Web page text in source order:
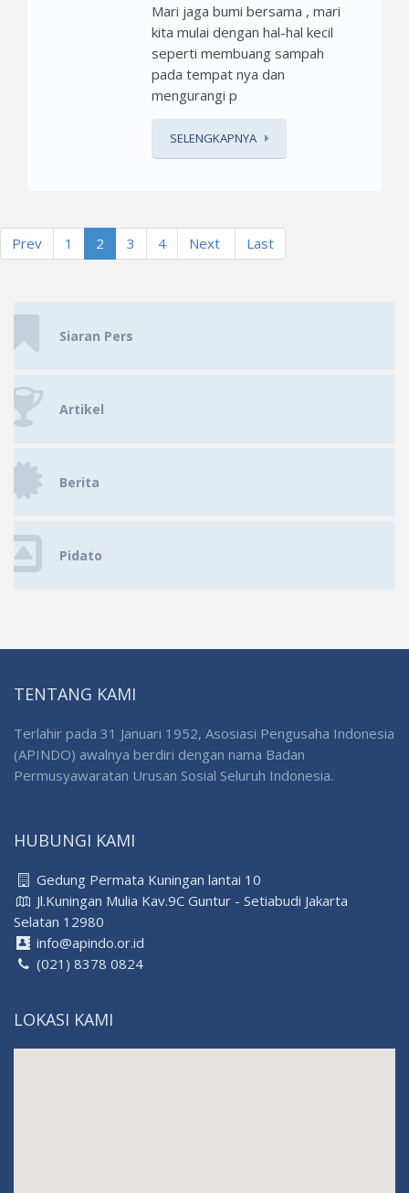
Mari jaga bumi bersama , mari
kita mulai dengan hal-hal kecil
seperti membuang sampah
pada tempat nya dan
mengurangi p
SELENGKAPNYA
Prev 1 2 (current)
3 4 Next Last
Siaran Pers
Artikel
Berita
Pidato
TENTANG KAMI
Terlahir pada 31 Januari 1952, Asosiasi Pengusaha Indonesia
(APINDO) awalnya berdiri dengan nama Badan
Permusyawaratan Urusan Sosial Seluruh Indonesia.
HUBUNGI KAMI
Gedung Permata Kuningan lantai 10
Jl.Kuningan Mulia Kav.9C Guntur - Setiabudi Jakarta
Selatan 12980
info@apindo.or.id
(021) 8378 0824
LOKASI KAMI